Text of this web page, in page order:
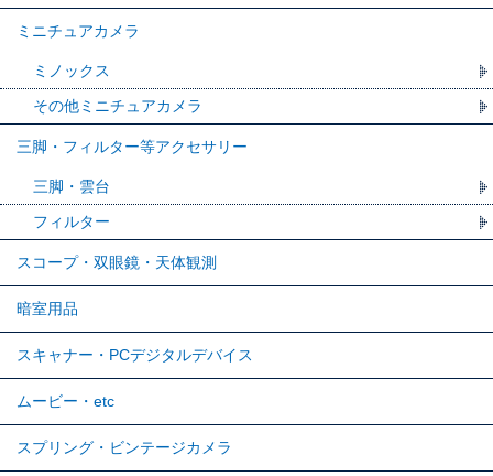
ミニチュアカメラ
ミノックス
その他ミニチュアカメラ
三脚・フィルター等アクセサリー
三脚・雲台
フィルター
スコープ・双眼鏡・天体観測
暗室用品
スキャナー・PCデジタルデバイス
ムービー・etc
スプリング・ビンテージカメラ